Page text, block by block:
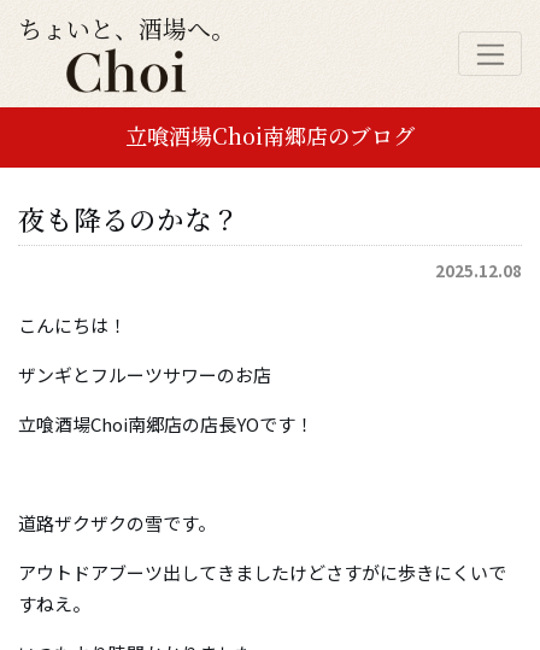
ちょいと、酒場へ。
立喰酒場Choi南郷店のブログ
夜も降るのかな？
2025.12.08
こんにちは！
ザンギとフルーツサワーのお店
立喰酒場Choi南郷店の店長YOです！
道路ザクザクの雪です。
アウトドアブーツ出してきましたけどさすがに歩きにくいで
すねえ。